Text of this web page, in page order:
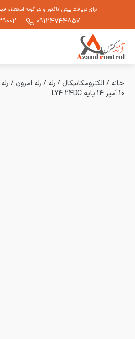
برای دریافت پیش فاکتور و هر گونه استعلام
09124744857
خانه / الکترومکانیکال / رله / رله امرون /
10 آمپر 14 پایه LY4 24DC